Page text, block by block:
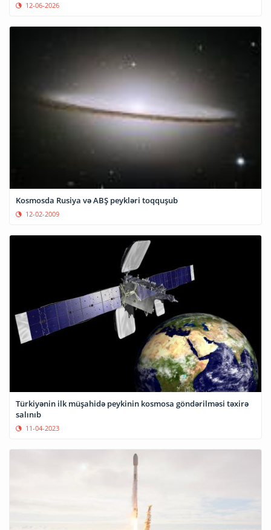
12-06-2026
Kosmosda Rusiya və ABŞ peykləri toqquşub
12-02-2009
Türkiyənin ilk müşahidə peykinin kosmosa göndərilməsi təxirə
salınıb
11-04-2023